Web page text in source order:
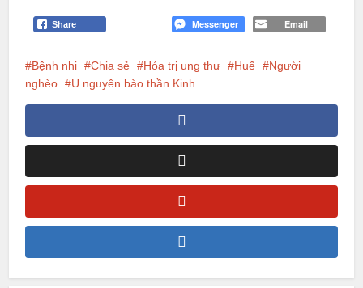
Share Messenger Email
Bệnh nhi Chia sẻ Hóa trị ung thư Huế
Người
nghèo
U nguyên bào thần Kinh